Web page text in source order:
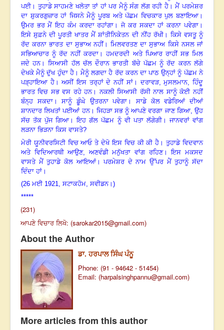
ਪਈ। ਤੁਹਾਡੇ ਸਾਹਮਣੇ ਖਲੋਤਾ ਤਾਂ ਹਾਂ ਪਰ ਮੈਨੂੰ ਸੰਗ ਲੱਗ ਰਹੀ ਹੈ। ਮੈਂ ਪਰਮੇਸ਼ਰ
ਦਾ ਸ਼ੁਕਰਗੁਜ਼ਾਰ ਹਾਂ ਜਿਸਨੇ ਮੈਨੂੰ ਪੂਰਬ ਅਤੇ ਪੱਛਮ ਵਿਚਕਾਰ ਪੁਲ ਬਣਾਇਆ।
ਉਮਰ ਭਰ ਮੈਂ ਇਹ ਕੰਮ ਕਰਦਾ ਰਹਾਂਗਾ। ਜੋ ਕਰ ਸਕਦਾ ਹਾਂ ਕਰਨਾ ਪਵੇਗਾ।
ਇਸੇ ਸੁਫ਼ਨੇ ਦੀ ਪੂਰਤੀ ਖਾਤਰ ਮੈਂ ਸ਼ਾਂਤੀਨਿਕੇਤਨ ਦੀ ਨੀਂਹ ਰੱਖੀ। ਕਿਸੇ ਵਸਤੂ ਨੂੰ
ਰੱਦ ਕਰਨਾ ਭਾਰਤ ਦਾ ਸੁਭਾਅ ਨਹੀਂ। ਮਿਲਵਰਤਣ ਦਾ ਸੁਭਾਅ ਕਿਸੇ ਨਸਲ ਜਾਂ
ਸਭਿਆਚਾਰ ਨੂੰ ਰੱਦ ਨਹੀਂ ਕਰਦਾ। ਹਮਦਰਦੀ ਅਤੇ ਪਿਆਰ ਰਾਹੀਂ ਸਭ ਮਿਲ
ਜਦੇ ਹਨ। ਸਿਆਸੀ ਹੱਲ ਚੱਲ ਦੌਰਾਨ ਭਾਰਤੀ ਬੱਚੇ ਪੱਛਮ ਨੂੰ ਰੱਦ ਕਰਨ ਲੱਗੇ
ਦੇਖਕੇ ਮੈਨੂੰ ਦੁੱਖ ਹੁੰਦਾ ਹੈ। ਮੈਨੂੰ ਲਗਦਾ ਹੈ ਰੱਦ ਕਰਨ ਦਾ ਪਾਠ ਉਨ੍ਹਾਂ ਨੂੰ ਪੱਛਮ ਨੇ
ਪੜ੍ਹਾਇਆ ਹੈ। ਅਸੀਂ ਇਸ ਤਰ੍ਹਾਂ ਦੇ ਨਹੀਂ ਸਾਂ। ਦਰਾਵੜ,ਮੁਸਲਮਾਨ, ਹਿੰਦੂ
ਭਾਰਤ ਵਿਚ ਸਭ ਵਸ ਰਹੇ ਹਨ। ਨਕਲੀ ਸਿਆਸੀ ਰੱਸੀ ਨਾਲ ਸਾਨੂੰ ਕੋਈ ਨਹੀਂ
ਬੰਨ੍ਹ ਸਕਦਾ। ਸਾਨੂੰ ਡੂੰਘੇ ਉਤਰਨਾ ਪਵੇਗਾ। ਸਾਡੇ ਕੋਲ ਵਡੇਰਿਆਂ ਦੀਆਂ
ਸ਼ਾਨਦਾਰ ਲਿਖਤਾਂ ਪਈਆਂ ਹਨ। ਜਿਹੜਾ ਸਭ ਨੂੰ ਆਪਣੇ ਵਰਗਾ ਜਾਣ ਗਿਆ, ਉਹ
ਸੱਚਤੱਕ ਪੁੱਜ ਗਿਆ। ਇਹ ਗੱਲ ਪੱਛਮ ਨੂੰ ਵੀ ਪਤਾ ਲੱਗੇਗੀ। ਜਾਨਵਰਾਂ ਵਾਂਗ
ਲੜਨਾ ਭਿੜਨਾ ਕਿਸ ਵਾਸਤੇ?
ਮੇਰੀ ਯੂਨੀਵਰਸਿਟੀ ਵਿਚ ਆਓ ਤੇ ਦੇਖੋ ਇਸ ਵਿਚ ਕੀ ਕੀ ਹੈ। ਤੁਹਾਡੇ ਵਿਦਵਾਨ
ਅਤੇ ਵਿਦਿਆਰਥੀ ਆਉਣ, ਅਣਵੰਡੀ ਮਨੁੱਖਤਾ ਵਾਂਗ ਰਹਿਣ। ਇਸ ਮਕਸਦ
ਵਾਸਤੇ ਮੈਂ ਤੁਹਾਡੇ ਕੋਲ ਆਇਆਂ। ਪਰਮੇਸ਼ਰ ਦੇ ਨਾਮ ਉੱਪਰ ਮੈਂ ਤੁਹਾਨੂੰ ਸੱਦਾ
ਦਿੰਦਾ ਹਾਂ।
(26 ਮਈ 1921, ਸਟਾਕਹੋਮ, ਸਵੀਡਨ।)
*****
(231)
ਆਪਣੇ ਵਿਚਾਰ ਲਿਖੋ: (sarokar2015@gmail.com)
About the Author
ਡਾ. ਹਰਪਾਲ ਸਿੰਘ ਪੰਨੂ
Phone: (91 - 94642 - 51454)
Email: (harpalsinghpannu@gmail.com)
More articles from this author